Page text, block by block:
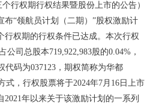
行权期行权结果暨股份上市的公告）
布“领航员计划（二期）”股权激励计
行权期的行权条件已达成。本次行权
公司总股本719,922,983股的0.04%，
代码为037123，期权简称为华都
式，行权股票将于2024年7月16日上市
年以来关于该激励计划的一系列